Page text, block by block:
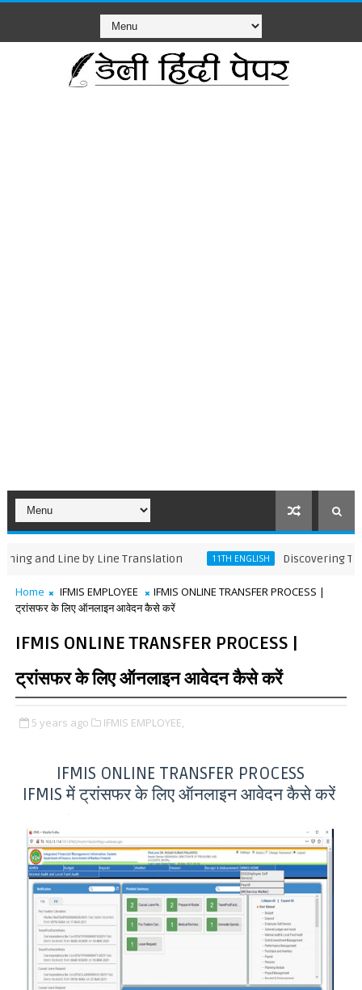
Line by Line Translation 11TH ENGLISH Discovering Tut: The
Home IFMIS EMPLOYEE
IFMIS ONLINE TRANSFER PROCESS |
ट्रांसफर के लिए ऑनलाइन आवेदन कैसे करें
IFMIS ONLINE TRANSFER PROCESS |
ट्रांसफर के लिए ऑनलाइन आवेदन कैसे करें
5 years ago IFMIS EMPLOYEE,
IFMIS ONLINE TRANSFER PROCESS
IFMIS में ट्रांसफर के लिए ऑनलाइन आवेदन कैसे करें